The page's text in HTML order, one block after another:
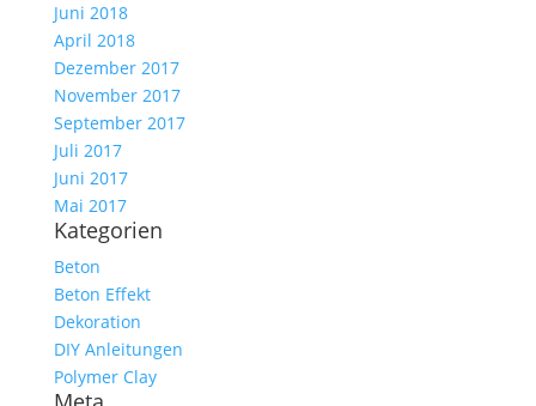
Juni 2018
April 2018
Dezember 2017
November 2017
September 2017
Juli 2017
Juni 2017
Mai 2017
Kategorien
Beton
Beton Effekt
Dekoration
DIY Anleitungen
Polymer Clay